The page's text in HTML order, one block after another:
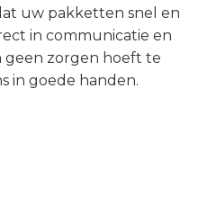
uw pakketten snel en
in communicatie en
geen zorgen hoeft te
in goede handen.